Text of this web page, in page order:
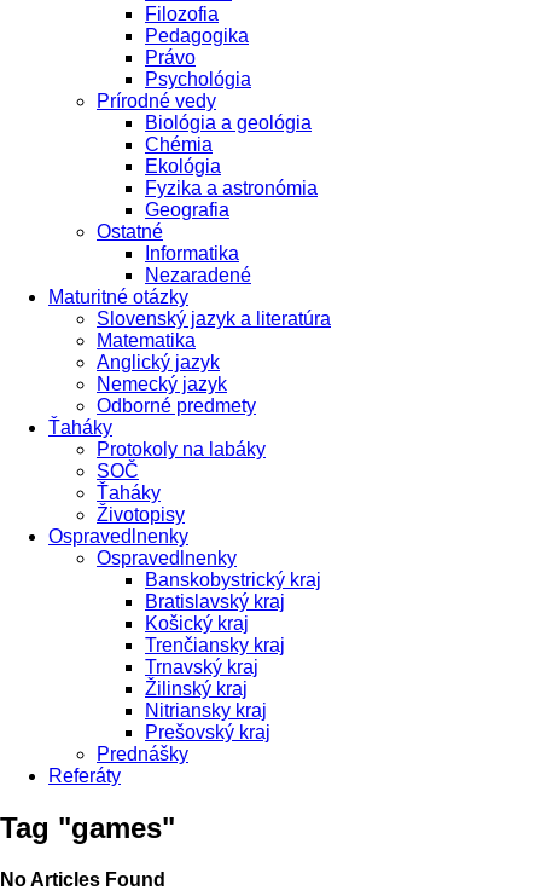
Filozofia
Pedagogika
Právo
Psychológia
Prírodné vedy
Biológia a geológia
Chémia
Ekológia
Fyzika a astronómia
Geografia
Ostatné
Informatika
Nezaradené
Maturitné otázky
Slovenský jazyk a literatúra
Matematika
Anglický jazyk
Nemecký jazyk
Odborné predmety
Ťaháky
Protokoly na labáky
SOČ
Ťaháky
Životopisy
Ospravedlnenky
Ospravedlnenky
Banskobystrický kraj
Bratislavský kraj
Košický kraj
Trenčiansky kraj
Trnavský kraj
Žilinský kraj
Nitriansky kraj
Prešovský kraj
Prednášky
Referáty
Tag "games"
No Articles Found